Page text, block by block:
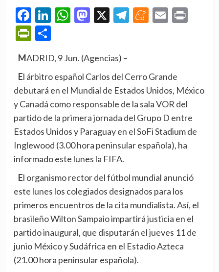
Facebook
LinkedIn
WhatsApp
Mastodon
X Telegram
Meneame
Email
PrintFriendly
Compartir
MADRID, 9 Jun. (Agencias) –
El árbitro español Carlos del Cerro Grande
debutará en el Mundial de Estados Unidos, México
y Canadá como responsable de la sala VOR del
partido de la primera jornada del Grupo D entre
Estados Unidos y Paraguay en el SoFi Stadium de
Inglewood (3.00 hora peninsular española), ha
informado este lunes la FIFA.
El organismo rector del fútbol mundial anunció
este lunes los colegiados designados para los
primeros encuentros de la cita mundialista. Así, el
brasileño Wilton Sampaio impartirá justicia en el
partido inaugural, que disputarán el jueves 11 de
junio México y Sudáfrica en el Estadio Azteca
(21.00 hora peninsular española).